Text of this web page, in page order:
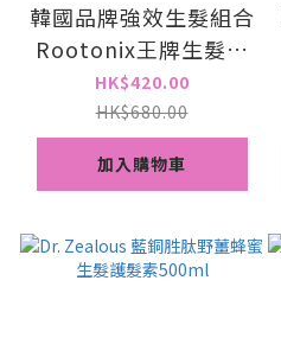
韓國品牌強效生髮組合
Rootonix王牌生髮防
脫洗頭水
500ml+Magic lab生
髮精華100ml
HK$420.00
HK$680.00
加入購物車